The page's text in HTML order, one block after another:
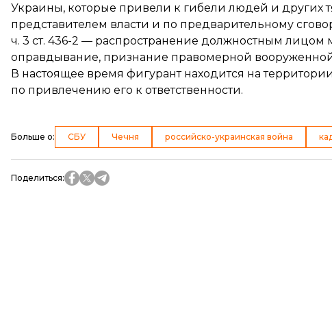
Украины, которые привели к гибели людей и других
представителем власти и по предварительному
ч. 3 ст. 436-2 — распространение должностным лицом
оправдывание, признание правомерной
В настоящее время фигурант находится на
по привлечению его к ответственности.
Больше о: СБУ Чечня российско-украинская война
Поделиться: